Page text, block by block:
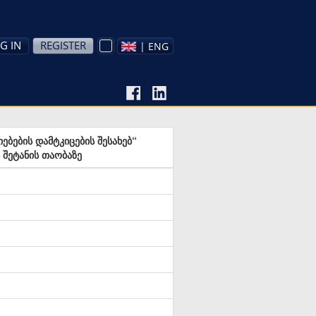
IN REGISTER | ENG
დამტკიცების შესახებ“
თაობაზე